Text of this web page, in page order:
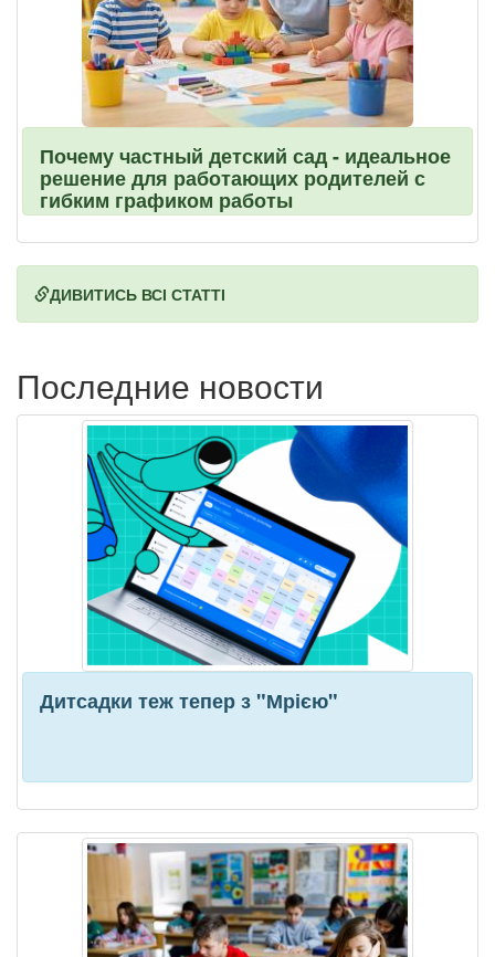
Почему частный детский сад - идеальное
решение для работающих родителей с
гибким графиком работы
ДИВИТИСЬ ВСІ СТАТТІ
Последние новости
Дитсадки теж тепер з "Мрією"